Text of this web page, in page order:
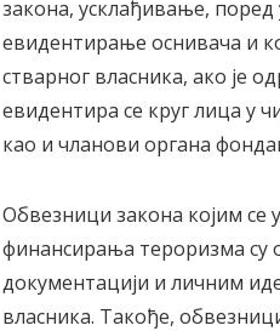
закона, усклађивање,
евидентирање оснивача и
стварног власника, ако је
евидентира се круг лица у
као и чланови органа
Обвезници закона којим се
финансирања тероризма су
документацији и личним
власника. Такође,